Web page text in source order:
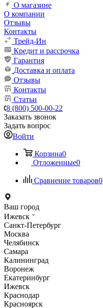
О магазине
О компании
Отзывы
Контакты
Трейд-Ин
Кредит и рассрочка
Гарантия
Доставка и оплата
Отзывы
Контакты
Статьи
8 (800) 500-00-22
Заказать звонок
Задать вопрос
Войти
Корзина0
Отложенные0
Сравнение товаров0
Ваш город
Ижевск
Санкт-Петербург
Москва
Челябинск
Самара
Калининград
Воронеж
Екатеринбург
Ижевск
Краснодар
Красноярск